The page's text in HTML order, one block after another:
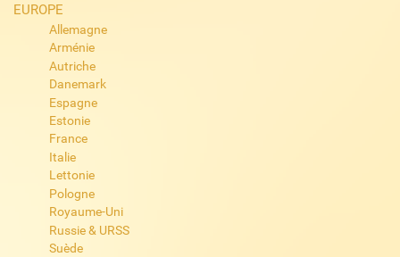
EUROPE
Allemagne
Arménie
Autriche
Danemark
Espagne
Estonie
France
Italie
Lettonie
Pologne
Royaume-Uni
Russie & URSS
Suède